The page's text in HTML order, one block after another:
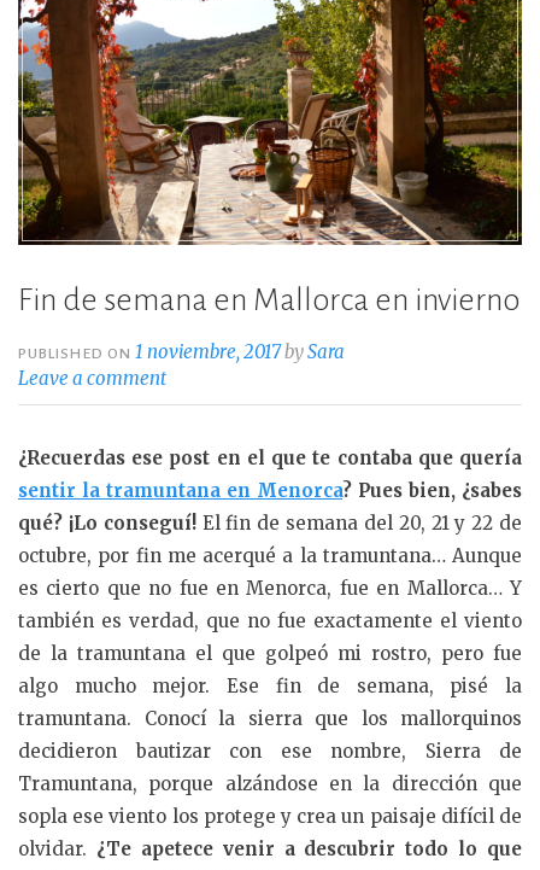
Fin de semana en Mallorca en invierno
PUBLISHED ON1 noviembre, 2017bySara
Leave a comment
¿Recuerdas ese post en el que te contaba que quería
sentir la tramuntana en Menorca? Pues bien, ¿sabes
qué? ¡Lo conseguí!El fin de semana del 20, 21 y 22 de
octubre, por fin me acerqué a la tramuntana… Aunque
es cierto que no fue en Menorca, fue en Mallorca… Y
también es verdad, que no fue exactamente el viento
de la tramuntana el que golpeó mi rostro, pero fue
algo mucho mejor. Ese fin de semana, pisé la
tramuntana. Conocí la sierra que los mallorquinos
decidieron bautizar con ese nombre, Sierra de
Tramuntana, porque alzándose en la dirección que
sopla ese viento los protege y crea un paisaje difícil de
olvidar. ¿Te apetece venir a descubrir todo lo que